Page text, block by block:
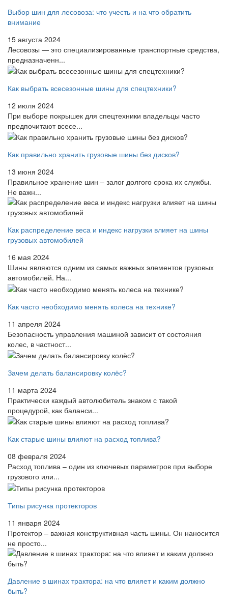
Выбор шин для лесовоза: что учесть и на что обратить
внимание
15 августа 2024
Лесовозы — это специализированные транспортные средства,
предназначенн...
Как выбрать всесезонные шины для спецтехники?
12 июля 2024
При выборе покрышек для спецтехники владельцы часто
предпочитают всесе...
Как правильно хранить грузовые шины без дисков?
13 июня 2024
Правильное хранение шин – залог долгого срока их службы.
Не важн...
Как распределение веса и индекс нагрузки влияет на шины
грузовых автомобилей
16 мая 2024
Шины являются одним из самых важных элементов грузовых
автомобилей. На...
Как часто необходимо менять колеса на технике?
11 апреля 2024
Безопасность управления машиной зависит от состояния
колес, в частност...
Зачем делать балансировку колёс?
11 марта 2024
Практически каждый автолюбитель знаком с такой
процедурой, как баланси...
Как старые шины влияют на расход топлива?
08 февраля 2024
Расход топлива – один из ключевых параметров при выборе
грузового или...
Типы рисунка протекторов
11 января 2024
Протектор – важная конструктивная часть шины. Он наносится
не просто...
Давление в шинах трактора: на что влияет и каким должно
быть?